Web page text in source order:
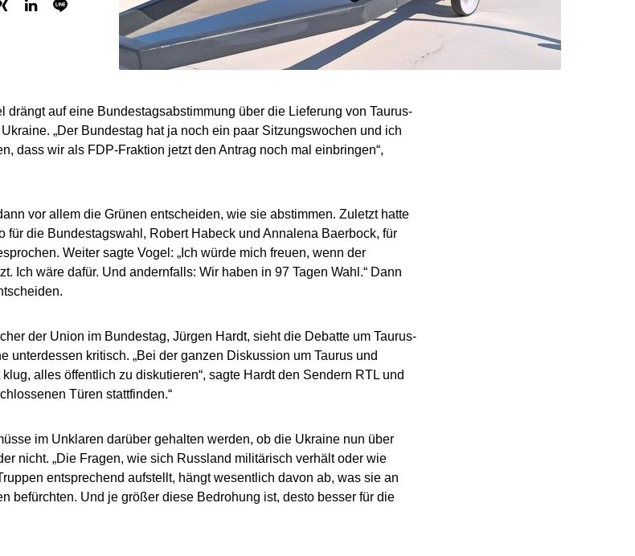
drängt auf eine Bundestagsabstimmung über die Lieferung von Taurus-
„Der Bundestag hat ja noch ein paar Sitzungswochen und ich
dass wir als FDP-Fraktion jetzt den Antrag noch mal einbringen“,
vor allem die Grünen entscheiden, wie sie abstimmen. Zuletzt hatte
für die Bundestagswahl, Robert Habeck und Annalena Baerbock, für
Weiter sagte Vogel: „Ich würde mich freuen, wenn der
Ich wäre dafür. Und andernfalls: Wir haben in 97 Tagen Wahl.“ Dann
der Union im Bundestag, Jürgen Hardt, sieht die Debatte um Taurus-
unterdessen kritisch. „Bei der ganzen Diskussion um Taurus und
alles öffentlich zu diskutieren“, sagte Hardt den Sendern RTL und
Türen stattfinden.“
im Unklaren darüber gehalten werden, ob die Ukraine nun über
nicht. „Die Fragen, wie sich Russland militärisch verhält oder wie
entsprechend aufstellt, hängt wesentlich davon ab, was sie an
befürchten. Und je größer diese Bedrohung ist, desto besser für die